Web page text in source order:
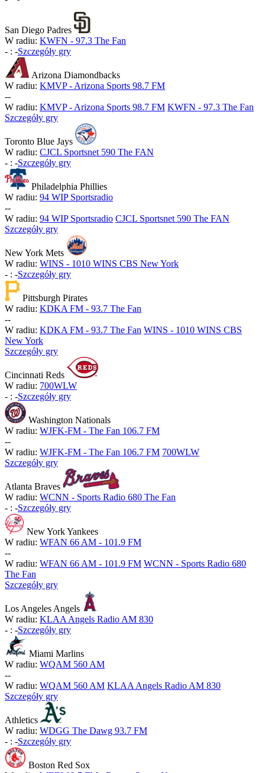
San Diego Padres
W radiu: KWFN - 97.3 The Fan
- : -Szczegóły gry
Arizona Diamondbacks
W radiu: KMVP - Arizona Sports 98.7 FM
--
W radiu: KMVP - Arizona Sports 98.7 FM KWFN - 97.3 The Fan
Szczegóły gry
Toronto Blue Jays
W radiu: CJCL Sportsnet 590 The FAN
- : -Szczegóły gry
Philadelphia Phillies
W radiu: 94 WIP Sportsradio
--
W radiu: 94 WIP Sportsradio CJCL Sportsnet 590 The FAN
Szczegóły gry
New York Mets
W radiu: WINS - 1010 WINS CBS New York
- : -Szczegóły gry
Pittsburgh Pirates
W radiu: KDKA FM - 93.7 The Fan
--
W radiu: KDKA FM - 93.7 The Fan WINS - 1010 WINS CBS
New York
Szczegóły gry
Cincinnati Reds
W radiu: 700WLW
- : -Szczegóły gry
Washington Nationals
W radiu: WJFK-FM - The Fan 106.7 FM
--
W radiu: WJFK-FM - The Fan 106.7 FM 700WLW
Szczegóły gry
Atlanta Braves
W radiu: WCNN - Sports Radio 680 The Fan
- : -Szczegóły gry
New York Yankees
W radiu: WFAN 66 AM - 101.9 FM
--
W radiu: WFAN 66 AM - 101.9 FM WCNN - Sports Radio 680
The Fan
Szczegóły gry
Los Angeles Angels
W radiu: KLAA Angels Radio AM 830
- : -Szczegóły gry
Miami Marlins
W radiu: WQAM 560 AM
--
W radiu: WQAM 560 AM KLAA Angels Radio AM 830
Szczegóły gry
Athletics
W radiu: WDGG The Dawg 93.7 FM
- : -Szczegóły gry
Boston Red Sox